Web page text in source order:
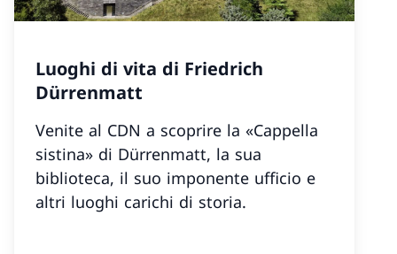
Luoghi di vita di Friedrich
Dürrenmatt
Venite al CDN a scoprire la «Cappella
sistina» di Dürrenmatt, la sua
biblioteca, il suo imponente ufficio e
altri luoghi carichi di storia.